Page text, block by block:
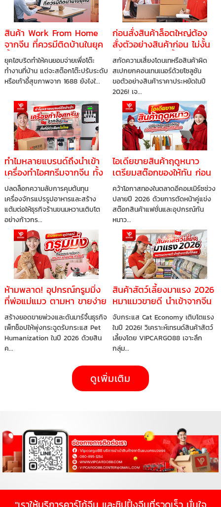
สินค้า Work From Home
จากจีน ที่ควรมีติดบ้านในยุค
นี้ จัดโต๊ะทำงานให้ปังแบบไม่
ต้องจ่ายแพง
ยุคไฮบริดทำให้คนยอมจ่ายเพื่อโต๊ะ
ทำงานที่บ้าน แต่จะสต๊อกโต๊ะปรับระดับ
หรือเก้าอี้สุขภาพจาก 1688 ยังไงใ...
ก่อนสั่งสินค้าล็อตใหญ่ต้อง
สั่งตัวอย่างสินค้าก่อน ไม่งั้น
เสี่ยงเสียเงินฟรีทั้งล็อต
สกัดความเสี่ยงโดนเทหรือสินค้าผิด
สเปกยกคอนเทนเนอร์ด้วยโซลูชัน
ขอตัวอย่างสินค้าราคาประหยัดในปี
2026! เจ...
ทำไมหลายแบรนด์ถึงนำเข้า
เครื่องทำไอศกรีมจากจีน ทั้ง
ที่มีตัวเลือกในไทย
ปลดล็อกความลับการคุมต้นทุน
เครื่องจักรแปรรูปอาหารและสร้าง
แต้มต่อให้ธุรกิจร้านขนมหวานเติบโต
อย่างก้าวกร...
ไอเดียขายสินค้าฤดูหนาว
เตรียมสต๊อกของให้ทัน ก่อน
คู่แข่งแย่งลูกค้าไปหมด
คว้าโอกาสทองในตลาดอีคอมเมิร์ซช่วง
ปลายปี 2026 ด้วยการตัดหน้าคู่แข่ง
สต๊อกสินค้าแฟชั่นและอุปกรณ์กัน
หนาว...
ห้ามพลาด! อุปกรณ์กรูมมิ่ง
ที่พ่อแม่แมว ตามหา ขายง่าย
กำไรดี ทำไมร้านค้าออนไลน์
ควรรีบสต๊อก
สร้างยอดขายพ่วงและดันมาร์จิ้นธุรกิจ
เพ็ทช็อปให้พุ่งกระฉูดรับกระแส Pet
Humanization ในปี 2026 ด้วยสิน
ค...
สินค้าสัตว์เลี้ยงมาแรง 2026
หมาแมวขายดี นำเข้าจากจีน
ได้เลย
จับกระแส Cat Economy เติบโตแรง
ในปี 2026! วิเคราะห์เทรนด์สินค้าสัตว์
เลี้ยงโดย VIPCARGO88 เจาะลึก
กลุ่ม...
ดูเพิ่มเติม